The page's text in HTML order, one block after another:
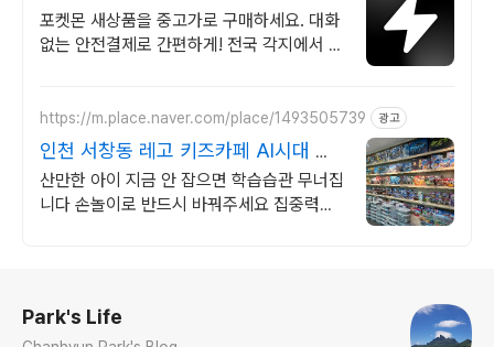
랜드 중고거래
포켓몬 새상품을 중고가로 구매하세요. 대화
없는 안전결제로 간편하게! 전국 각지에서 올
https://m.place.naver.com/place/1493505739 광고
인천 서창동 레고 키즈카페 AI시대 집
중력 창의력 필수
산만한 아이 지금 안 잡으면 학습습관 무너집
니다 손놀이로 반드시 바꿔주세요 집중력과
Park's Life